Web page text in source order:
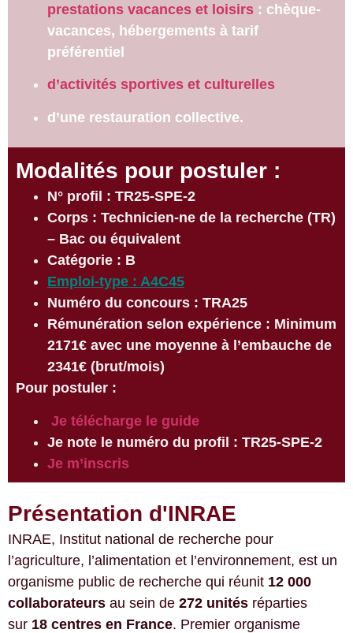
prestations vacances et loisirs : chèque-
vacances, hébergements à tarif
préférentiel
d’activités sportives et culturelles
d’une restauration collective.
Modalités pour postuler :
N° profil : TR25-SPE-2
Corps : Technicien-ne de la recherche (TR)
– Bac ou équivalent
Catégorie : B
Emploi-type : A4C45
Numéro du concours : TRA25
Rémunération selon expérience : Minimum
2171€ avec une moyenne à l’embauche de
2341€ (brut/mois)
Pour postuler :
Je télécharge le guide
Je note le numéro du profil : TR25-SPE-2
Je m’inscris
Présentation d'INRAE
INRAE, Institut national de recherche pour
l’agriculture, l’alimentation et l’environnement, est un
organisme public de recherche qui réunit 12 000
collaborateurs au sein de 272 unités réparties
sur 18 centres en France. Premier organisme